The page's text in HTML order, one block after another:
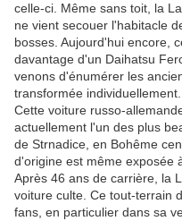
celle-ci. Même sans toit, la
ne vient secouer l'habitacle
bosses. Aujourd'hui encore,
davantage d'un Daihatsu
venons d'énumérer les
transformée individuellement.
Cette voiture russo-
actuellement l'un des plus
de Strnadice, en Bohême
d'origine est même exposée
Après 46 ans de carrière, la
voiture culte. Ce tout-terrain
fans, en particulier dans sa